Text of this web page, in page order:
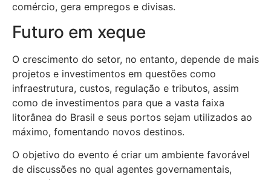
comércio, gera empregos e divisas.
Futuro em xeque
O crescimento do setor, no entanto, depende de mais
projetos e investimentos em questões como
infraestrutura, custos, regulação e tributos, assim
como de investimentos para que a vasta faixa
litorânea do Brasil e seus portos sejam utilizados ao
máximo, fomentando novos destinos.
O objetivo do evento é criar um ambiente favorável
de discussões no qual agentes governamentais,